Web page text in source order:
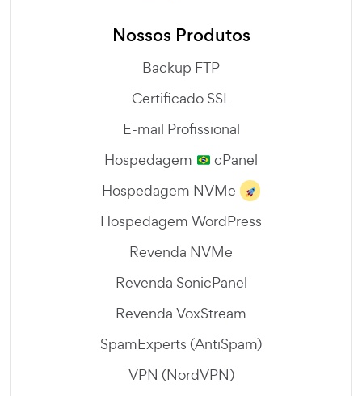
Nossos Produtos
Backup FTP
Certificado SSL
E-mail Profissional
Hospedagem
cPanel
Hospedagem NVMe
Hospedagem WordPress
Revenda NVMe
Revenda SonicPanel
Revenda VoxStream
SpamExperts (AntiSpam)
VPN (NordVPN)